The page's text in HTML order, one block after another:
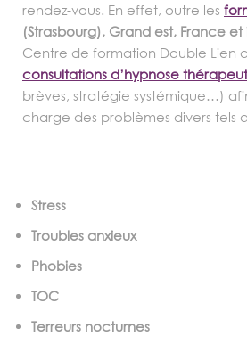
rendez-vous. En effet, outre les
(Strasbourg), Grand est, France
Centre de formation Double Lien
consultations d’hypnose
brèves, stratégie systémique…)
charge des problèmes divers tels
Stress
Troubles anxieux
Phobies
TOC
Terreurs nocturnes